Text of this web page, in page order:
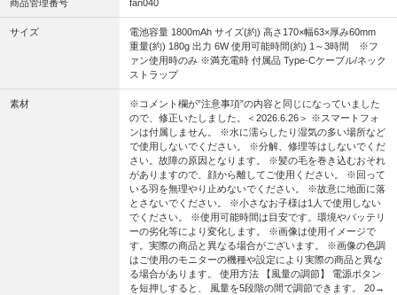
商品管理番号 fan040
サイズ
電池容量 1800mAh サイズ(約) 高さ170×幅63×厚み60mm
重量(約) 180g 出力 6W 使用可能時間(約) 1～3時間 ※フ
ァン使用時のみ ※満充電時 付属品 Type-Cケーブル/ネック
ストラップ
素材
※コメント欄が”注意事項”の内容と同じになっていました
ので、修正いたしました。＜2026.6.26＞ ※スマートフォ
ンは付属しません。 ※水に濡らしたり湿気の多い場所など
で使用しないでください。 ※分解、修理等はしないでくだ
さい。故障の原因となります。 ※髪の毛を巻き込むおそれ
がありますので、顔から離してご使用ください。 ※回って
いる羽を無理やり止めないでください。 ※故意に地面に落
とさないでください。 ※小さなお子様は1人で使用しない
でください。 ※使用可能時間は目安です。環境やバッテリ
ーの劣化等により変化します。 ※画像は使用イメージで
す。実際の商品と異なる場合がございます。 ※画像の色調
はご使用のモニターの機種や設定により実際の商品と異な
る場合があります。 使用方法 【風量の調節】 電源ボタン
を短押しすると、 風量を5段階の間で調節できます。 20→